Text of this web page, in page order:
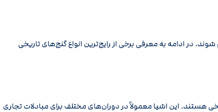
در ادامه به معرفی برخی از رایج‌ترین انواع گنج‌های تاریخی
هستند. این اشیا معمولاً در دوران‌های مختلف برای مبادلات تجاری